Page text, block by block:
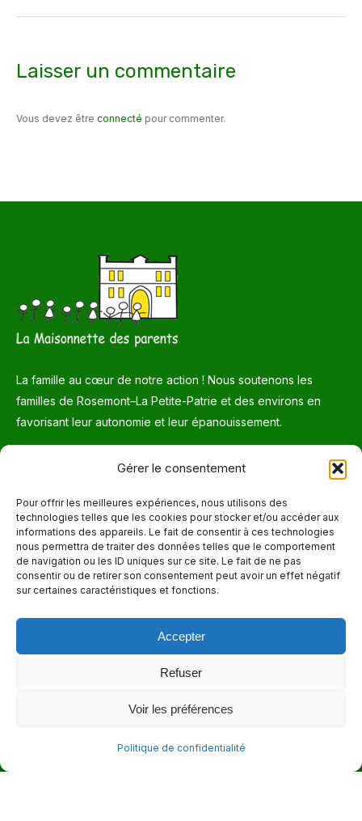
Gérer le consentement
Pour offrir les meilleures expériences, nous utilisons des
technologies telles que les cookies pour stocker et/ou accéder aux
informations des appareils. Le fait de consentir à ces technologies
nous permettra de traiter des données telles que le comportement
de navigation ou les ID uniques sur ce site. Le fait de ne pas
consentir ou de retirer son consentement peut avoir un effet négatif
sur certaines caractéristiques et fonctions.
Accepter
Refuser
Voir les préférences
Politique de confidentialité
Laisser un commentaire
Vous devez être connecté pour commenter.
La famille au cœur de notre action ! Nous soutenons les
familles de Rosemont–La Petite-Patrie et des environs en
favorisant leur autonomie et leur épanouissement.
Courriel
info@maisonnettedesparents.org
Trouvez nous sur :
6651, boul. Saint-Laurent, Montréal (Québec) H2S 3C5
Heures d'ouvertures